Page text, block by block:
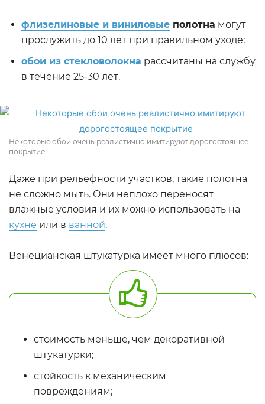
флизелиновые и виниловые полотна могут
прослужить до 10 лет при правильном уходе;
обои из стекловолокна рассчитаны на службу
в течение 25-30 лет.
Некоторые обои очень реалистично имитируют дорогостоящее
покрытие
Даже при рельефности участков, такие полотна
не сложно мыть. Они неплохо переносят
влажные условия и их можно использовать на
кухне или в ванной.
Венецианская штукатурка имеет много плюсов:
стоимость меньше, чем декоративной
штукатурки;
стойкость к механическим
повреждениям;